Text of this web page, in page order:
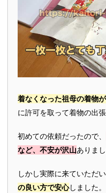
着なくなった祖母の着物
に許可を取って着物の出
初めての依頼だったので、
など、不安が沢山ありまし
しかし実際に来ていただ
の良い方で安心しました。